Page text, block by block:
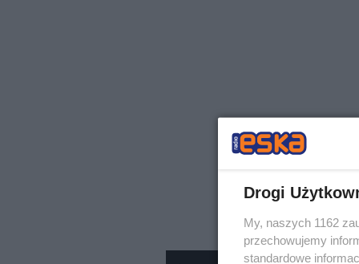
Drogi
My, naszych 1162
przechowujemy
standardowe